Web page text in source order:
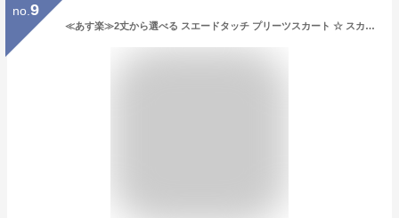
no. 9
≪あす楽≫2丈から選べる スエードタッチ プリーツスカート ☆ スカート プリーツスカート ロングスカート プリーツ ロング スウェード レディース ピエロ pierrot kon1115 kon911 atk